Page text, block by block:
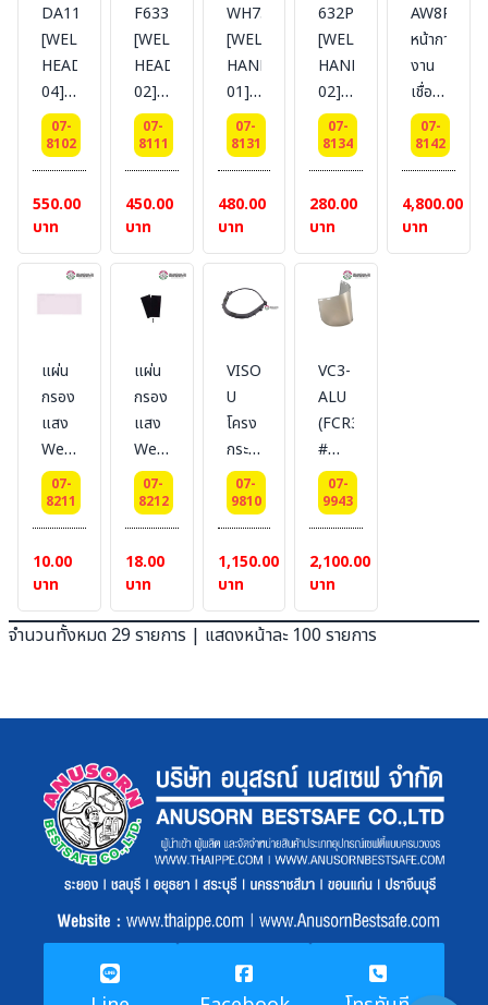
กัน
ไฟฟ้า
ยี่ห้อ
BESTSAFE
กัน
ไฟฟ้า
ยี่ห้อ
BESTSAFE
DA11L
[WELD
HEAD
04]
#BESTSAFE
-
หน้ากาก
งาน
เชื่อม
แบบ
ศีรษะ
07-
8102
550.00
บาท
F633PA3
[WELD
HEAD
02]
#BESTSAFE
-
หน้ากาก
งาน
เชื่อม
พร้อม
โครง
สริง/
กระจก#11
ใช้
งาน
ร่วม
กับ
หมวก
นิรภัย
07-
8111
450.00
บาท
WH732
[WELD
HAND
01]#
BESTSAFE
-
Welding
Mask
Hand
Shield-
บังหน้า
สีดำ
แบบ
คลุม
มือจับ
ด้าน
ใน
arm
protect
07-
8131
480.00
บาท
632P
[WELD
HAND
02]#
BESTSAFE
-
Welding
Mask
Hand
Shield-
บังหน้า
งาน
สีดำ
แบบ
จับ
ด้าน
ใน
07-
8134
280.00
บาท
AW8R
หน้ากาก
งาน
เชื่อม
แบบ
สวม
ศีรษะ
แบบ
ปรับ
แสง
07-
8142
4,800.00
บาท
แผ่น
กรอง
แสง
Welding
Mask
Filter
# ฟิว
เตอร์-
กระจก
ใส
Clear
กับ
กระ
บังหน้า
07-
8211
10.00
บาท
แผ่น
กรอง
แสง
Welding
Mask
Filter
# ฟิว
เตอร์-
กระจก
ดำ
Dark
สำหรับ
ใช้
งาน
กับ
กระ
บังหน้า
งาน
เชื่อม
07-
8212
18.00
บาท
VISOR-
U
โครง
กระ
บังหน้า
#DELTAPLUS
07-
9810
1,150.00
บาท
VC3-
ALU
(FCR3)
#
BESTSAFE
-
แผ่น
กระ
บัง
หน้า
เลนส์
Polycarbonate
07-
9943
2,100.00
บาท
จำนวนทั้งหมด 29 รายการ | แสดงหน้าละ 100 รายการ